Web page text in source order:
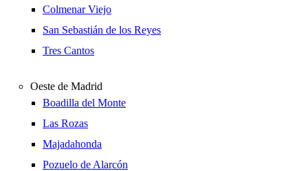
Colmenar Viejo
San Sebastián de los Reyes
Tres Cantos
Oeste de Madrid
Boadilla del Monte
Las Rozas
Majadahonda
Pozuelo de Alarcón